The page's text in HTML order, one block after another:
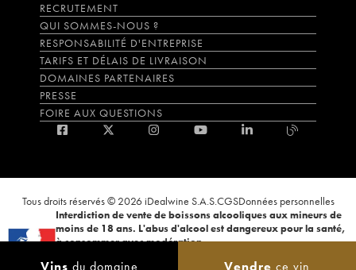
Vins du domaine Vendre ce vin
RECRUTEMENT
QUI SOMMES-NOUS ?
RESPONSABILITÉ D'ENTREPRISE
TARIFS ET DÉLAIS DE LIVRAISON
DOMAINES PARTENAIRES
PRESSE
FOIRE AUX QUESTIONS
Tous droits réservés © 2026 iDealwine S.A.S.CGSDonnées personnelles
Interdiction de vente de boissons alcooliques aux mineurs de
moins de 18 ans. L'abus d'alcool est dangereux pour la santé,
à consommer avec modération.